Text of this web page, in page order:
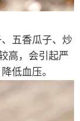
五香瓜子、炒
高，会引起严
低血压。